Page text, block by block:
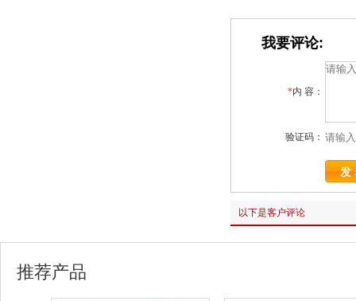
我要评论:
*内 容：
验证码：
以下是客户评论
推荐产品